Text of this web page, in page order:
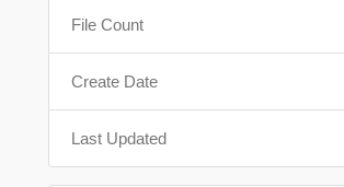
File Count
Create Date
Last Updated